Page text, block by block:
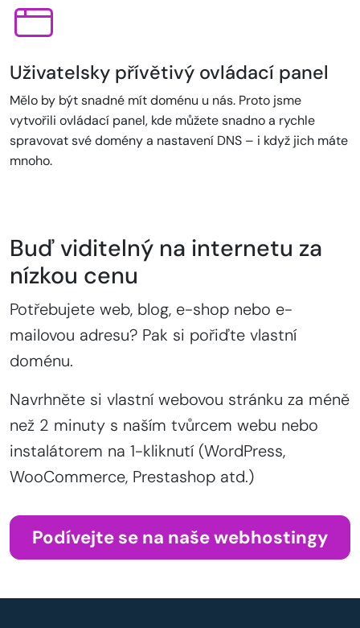
Uživatelsky přívětivý ovládací panel
Mělo by být snadné mít doménu u nás. Proto jsme
vytvořili ovládací panel, kde můžete snadno a rychle
spravovat své domény a nastavení DNS – i když jich máte
mnoho.
Buď viditelný na internetu za
nízkou cenu
Potřebujete web, blog, e-shop nebo e-
mailovou adresu? Pak si pořiďte vlastní
doménu.
Navrhněte si vlastní webovou stránku za méně
než 2 minuty s naším tvůrcem webu nebo
instalátorem na 1-kliknutí (WordPress,
WooCommerce, Prestashop atd.)
Podívejte se na naše webhostingy